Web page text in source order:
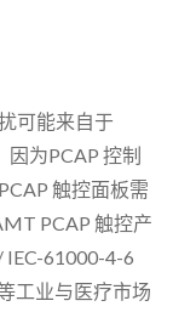
可能来自于
为PCAP 控制
触控面板需
PCAP 触控产
IEC-61000-4-6
工业与医疗市场